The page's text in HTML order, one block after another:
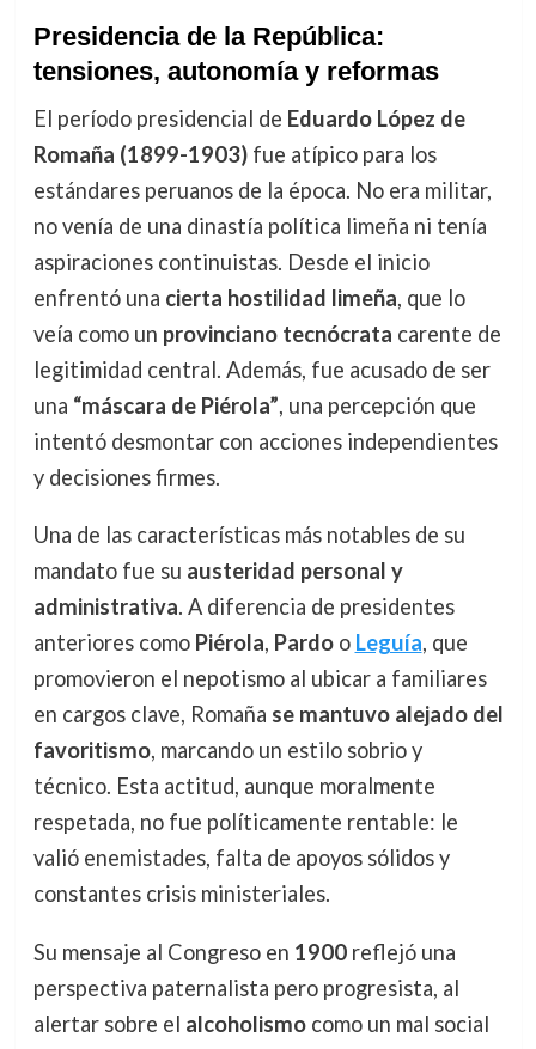
Presidencia de la República:
tensiones, autonomía y reformas
El período presidencial de Eduardo López de
Romaña (1899-1903)fue atípico para los
estándares peruanos de la época. No era militar,
no venía de una dinastía política limeña ni tenía
aspiraciones continuistas. Desde el inicio
enfrentó una cierta hostilidad limeña, que lo
veía como un provinciano tecnócrata carente de
legitimidad central. Además, fue acusado de ser
una “máscara de Piérola”, una percepción que
intentó desmontar con acciones independientes
y decisiones firmes.
Una de las características más notables de su
mandato fue su austeridad personal y
administrativa. A diferencia de presidentes
anteriores como Piérola, Pardoo Leguía, que
promovieron el nepotismo al ubicar a familiares
en cargos clave, Romaña se mantuvo alejado del
favoritismo, marcando un estilo sobrio y
técnico. Esta actitud, aunque moralmente
respetada, no fue políticamente rentable: le
valió enemistades, falta de apoyos sólidos y
constantes crisis ministeriales.
Su mensaje al Congreso en 1900reflejó una
perspectiva paternalista pero progresista, al
alertar sobre el alcoholismocomo un mal social